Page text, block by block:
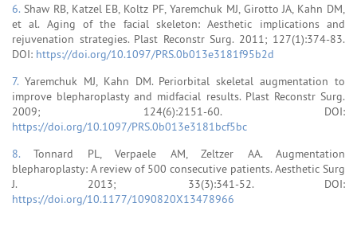
6. Shaw RB, Katzel EB, Koltz PF, Yaremchuk MJ, Girotto JA, Kahn DM,
et al. Aging of the facial skeleton: Aesthetic implications and
rejuvenation strategies. Plast Reconstr Surg. 2011; 127(1):374-83.
DOI: https://doi.org/10.1097/PRS.0b013e3181f95b2d
7. Yaremchuk MJ, Kahn DM. Periorbital skeletal augmentation to
improve blepharoplasty and midfacial results. Plast Reconstr Surg.
2009; 124(6):2151-60. DOI:
https://doi.org/10.1097/PRS.0b013e3181bcf5bc
8.Tonnard PL, Verpaele AM, Zeltzer AA. Augmentation
blepharoplasty: A review of 500 consecutive patients. Aesthetic Surg
J. 2013; 33(3):341-52. DOI:
https://doi.org/10.1177/1090820X13478966